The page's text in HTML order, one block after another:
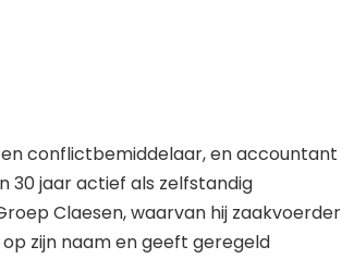
conflictbemiddelaar, en accountant
30 jaar actief als zelfstandig
Claesen, waarvan hij zaakvoerder
zijn naam en geeft geregeld